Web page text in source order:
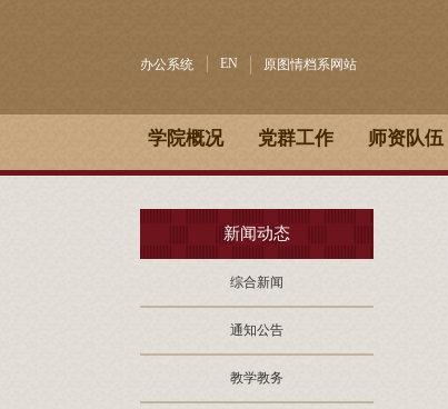
办公系统 EN 原图情档系网站
学院概况 党群工作 师资队伍
新闻动态
综合新闻
通知公告
教学教务